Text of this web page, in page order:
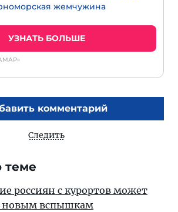
жемчужина
УЗНАТЬ БОЛЬШЕ
комментарий
Следить
теме
россиян с курортов может
новым вспышкам